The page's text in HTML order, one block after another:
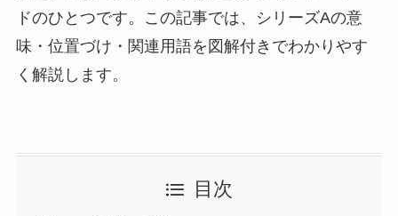
ドのひとつです。この記事では、シリーズAの意
味・位置づけ・関連用語を図解付きでわかりやす
く解説します。
目次